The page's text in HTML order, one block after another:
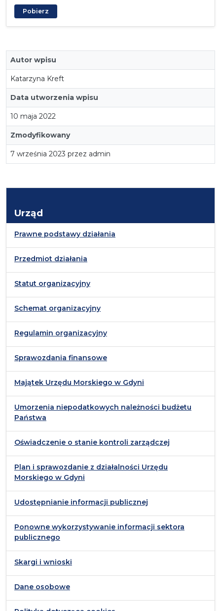
Pobierz
Autor wpisu
Katarzyna Kreft
Data utworzenia wpisu
10 maja 2022
Zmodyfikowany
7 września 2023 przez admin
Urząd
Prawne podstawy działania
Przedmiot działania
Statut organizacyjny
Schemat organizacyjny
Regulamin organizacyjny
Sprawozdania finansowe
Majątek Urzędu Morskiego w Gdyni
Umorzenia niepodatkowych należności budżetu
Państwa
Oświadczenie o stanie kontroli zarządczej
Plan i sprawozdanie z działalności Urzędu
Morskiego w Gdyni
Udostępnianie informacji publicznej
Ponowne wykorzystywanie informacji sektora
publicznego
Skargi i wnioski
Dane osobowe